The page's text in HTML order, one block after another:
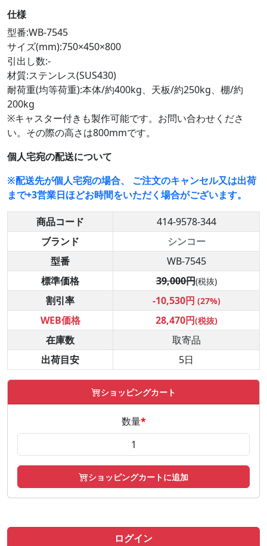
仕様
型番:WB-7545
サイズ(mm):750×450×800
引出し数:-
材質:ステンレス(SUS430)
耐荷重(均等荷重):本体/約400kg、天板/約250kg、棚/約
200kg
※キャスター付きも製作可能です。お問い合わせくださ
い。その際の高さは800mmです。
個人宅宛の配送について
※配送先が個人宅宛の場合、 ご注文のキャンセル又は出荷
まで+3営業日ほどお時間をいただく場合がございます。
商品コード
414-9578-344
ブランド
シンコー
型番
WB-7545
標準価格
39,000円(税抜)
割引率 -10,530円 (27%)
WEB価格 28,470円(税抜)
在庫数
取寄品
出荷目安
5日
ショッピングカート
数量*
ショッピングカートに追加
ログイン